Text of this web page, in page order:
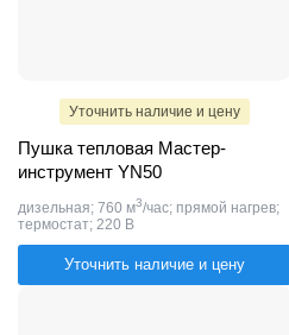
Уточнить наличие и цену
Пушка тепловая Мастер-
инструмент YN50
дизельная; 760 м3/час; прямой нагрев;
термостат; 220 В
Уточнить наличие и цену